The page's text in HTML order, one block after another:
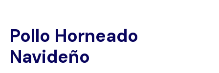
Pollo Horneado
Navideño